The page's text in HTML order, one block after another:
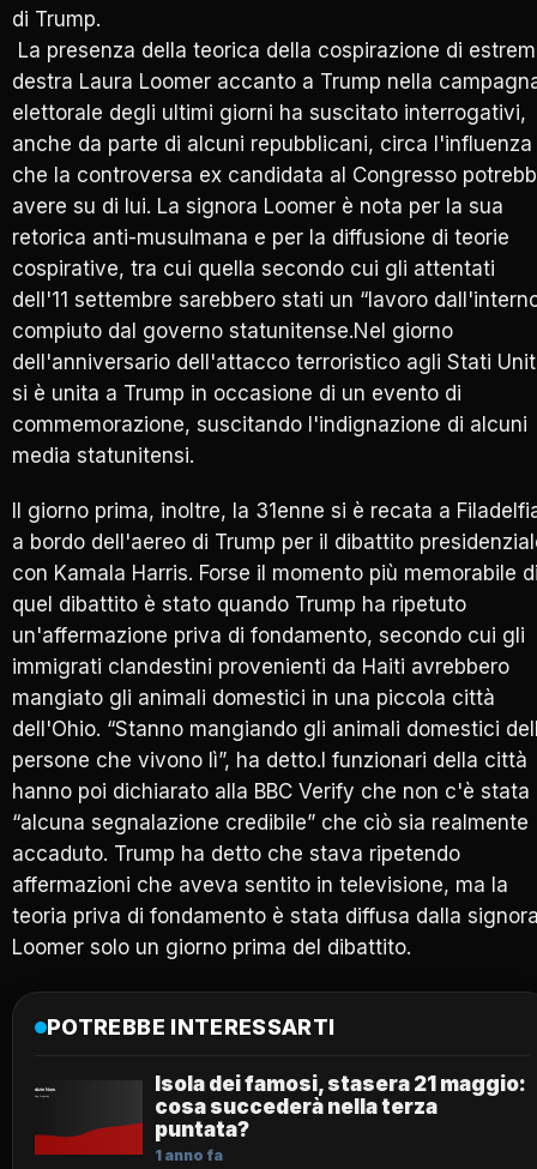
di Trump.
La presenza della teorica della cospirazione di
destra Laura Loomer accanto a Trump nella
elettorale degli ultimi giorni ha suscitato interrogativi,
anche da parte di alcuni repubblicani, circa l'influenza
che la controversa ex candidata al Congresso
avere su di lui. La signora Loomer è nota per la sua
retorica anti-musulmana e per la diffusione di teorie
cospirative, tra cui quella secondo cui gli attentati
dell'11 settembre sarebbero stati un “lavoro
compiuto dal governo statunitense.Nel giorno
dell'anniversario dell'attacco terroristico agli Stati
si è unita a Trump in occasione di un evento di
commemorazione, suscitando l'indignazione di alcuni
media statunitensi.
Il giorno prima, inoltre, la 31enne si è recata a
a bordo dell'aereo di Trump per il dibattito
con Kamala Harris. Forse il momento più memorabile
quel dibattito è stato quando Trump ha ripetuto
un'affermazione priva di fondamento, secondo cui gli
immigrati clandestini provenienti da Haiti avrebbero
mangiato gli animali domestici in una piccola città
dell'Ohio. “Stanno mangiando gli animali domestici
persone che vivono lì”, ha detto.I funzionari della città
hanno poi dichiarato alla BBC Verify che non c'è stata
“alcuna segnalazione credibile” che ciò sia realmente
accaduto. Trump ha detto che stava ripetendo
affermazioni che aveva sentito in televisione, ma la
teoria priva di fondamento è stata diffusa dalla
Loomer solo un giorno prima del dibattito.
POTREBBE INTERESSARTI
Isola dei famosi, stasera 21 maggio:
cosa succederà nella terza
puntata?
1 anno fa